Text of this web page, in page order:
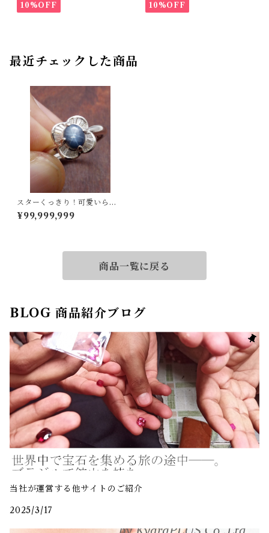
10%OFF 10%OFF
最近チェックした商品
スターくっきり！可愛いらし
い！Pt900スターサファイア
リング 12号
¥99,999,999
商品一覧に戻る
BLOG 商品紹介ブログ
当社が運営する他サイトのご紹介
2025/3/17